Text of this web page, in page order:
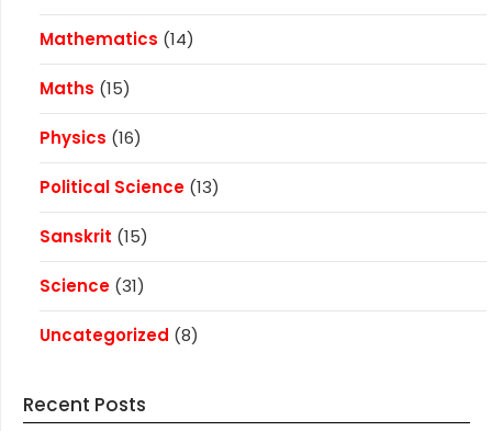
Mathematics (14)
Maths (15)
Physics (16)
Political Science (13)
Sanskrit (15)
Science (31)
Uncategorized (8)
Recent Posts